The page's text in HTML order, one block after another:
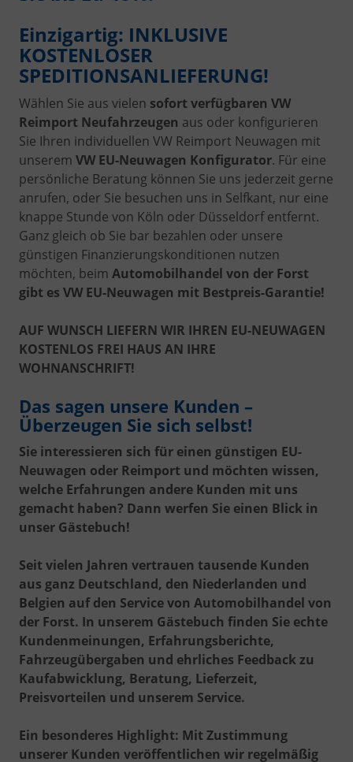
Einzigartig: INKLUSIVE
KOSTENLOSER
SPEDITIONSANLIEFERUNG!
Wählen Sie aus vielen sofort verfügbaren VW
Reimport Neufahrzeugen aus oder konfigurieren
Sie Ihren individuellen VW Reimport Neuwagen mit
unserem VW EU-Neuwagen Konfigurator. Für eine
persönliche Beratung können Sie uns jederzeit gerne
anrufen, oder Sie besuchen uns in Selfkant, nur eine
knappe Stunde von Köln oder Düsseldorf entfernt.
Ganz gleich ob Sie bar bezahlen oder unsere
günstigen Finanzierungskonditionen nutzen
möchten, beim Automobilhandel von der Forst
gibt es VW EU-Neuwagen mit Bestpreis-Garantie!
AUF WUNSCH LIEFERN WIR IHREN EU-NEUWAGEN
KOSTENLOS FREI HAUS AN IHRE
WOHNANSCHRIFT!
Das sagen unsere Kunden –
Überzeugen Sie sich selbst!
Sie interessieren sich für einen günstigen EU-
Neuwagen oder Reimport und möchten wissen,
welche Erfahrungen andere Kunden mit uns
gemacht haben? Dann werfen Sie einen Blick in
unser Gästebuch!
Seit vielen Jahren vertrauen tausende Kunden
aus ganz Deutschland, den Niederlanden und
Belgien auf den Service von Automobilhandel von
der Forst. In unserem Gästebuch finden Sie echte
Kundenmeinungen, Erfahrungsberichte,
Fahrzeugübergaben und ehrliches Feedback zu
Kaufabwicklung, Beratung, Lieferzeit,
Preisvorteilen und unserem Service.
Ein besonderes Highlight: Mit Zustimmung
unserer Kunden veröffentlichen wir regelmäßig